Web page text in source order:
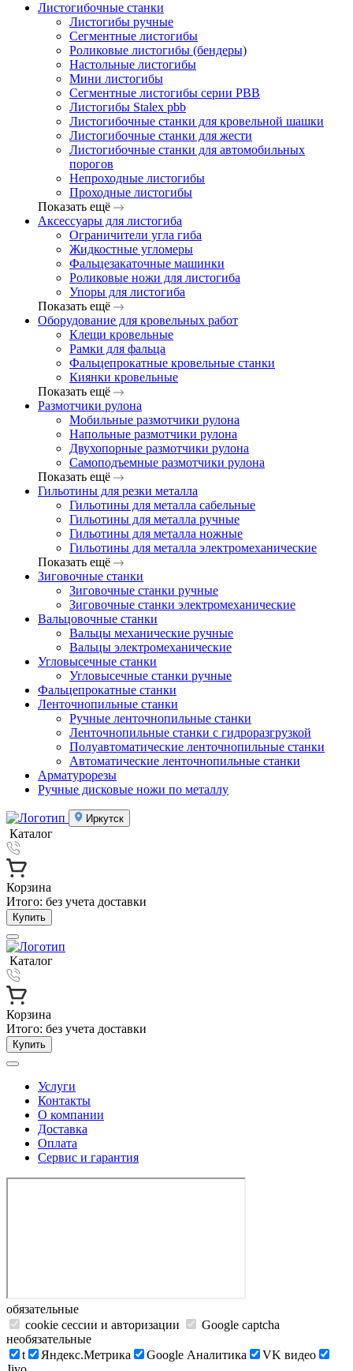
Листогибочные станки
Листогибы ручные
Сегментные листогибы
Роликовые листогибы (бендеры)
Настольные листогибы
Мини листогибы
Сегментные листогибы серии PBB
Листогибы Stalex pbb
Листогибочные станки для кровельной шашки
Листогибочные станки для жести
Листогибочные станки для автомобильных
порогов
Непроходные листогибы
Проходные листогибы
Показать ещё
Аксессуары для листогиба
Ограничители угла гиба
Жидкостные угломеры
Фальцезакаточные машинки
Роликовые ножи для листогиба
Упоры для листогиба
Показать ещё
Оборудование для кровельных работ
Клещи кровельные
Рамки для фальца
Фальцепрокатные кровельные станки
Киянки кровельные
Показать ещё
Размотчики рулона
Мобильные размотчики рулона
Напольные размотчики рулона
Двухопорные размотчики рулона
Самоподъемные размотчики рулона
Показать ещё
Гильотины для резки металла
Гильотины для металла сабельные
Гильотины для металла ручные
Гильотины для металла ножные
Гильотины для металла электромеханические
Показать ещё
Зиговочные станки
Зиговочные станки ручные
Зиговочные станки электромеханические
Вальцовочные станки
Вальцы механические ручные
Вальцы электромеханические
Угловысечные станки
Угловысечные станки ручные
Фальцепрокатные станки
Ленточнопильные станки
Ручные ленточнопильные станки
Ленточнопильные станки с гидроразгрузкой
Полуавтоматические ленточнопильные станки
Автоматические ленточнопильные станки
Арматурорезы
Ручные дисковые ножи по металлу
Иркутск
Каталог
Корзина
Итого: без учета доставки
Купить
Каталог
Корзина
Итого: без учета доставки
Купить
Услуги
Контакты
О компании
Доставка
Оплата
Сервис и гарантия
обязательные
cookie сессии и авторизации
Google captcha
необязательные
t
Яндекс.Метрика Google Аналитика
VK видео